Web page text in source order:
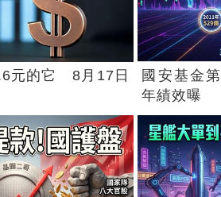
元的它 8月17日
國安基金
年績效曝